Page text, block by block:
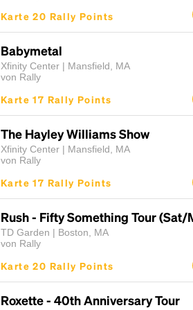
Karte 20 Rally Points
Babymetal
Xfinity Center | Mansfield, MA
von Rally
Karte 17 Rally Points
The Hayley Williams Show
Xfinity Center | Mansfield, MA
von Rally
Karte 17 Rally Points
Rush - Fifty Something Tour (Sat/
TD Garden | Boston, MA
von Rally
Karte 20 Rally Points
Roxette - 40th Anniversary Tour